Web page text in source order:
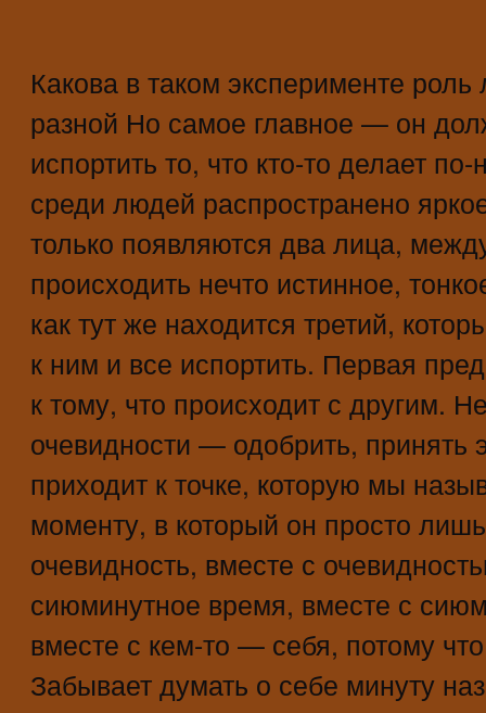
Какова в таком эксперименте
разной Но самое главное — он
испортить то, что кто-то делает
среди людей распространено
только появляются два лица,
происходить нечто истинное,
как тут же находится третий,
к ним и все испортить. Первая
к тому, что происходит с другим.
очевидности — одобрить, принять
приходит к точке, которую мы
моменту, в который он просто
очевидность, вместе с
сиюминутное время, вместе с
вместе с кем-то — себя, потому
Забывает думать о себе минуту